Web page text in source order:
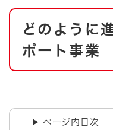
本
どのように
ポート事業
ページ内目次